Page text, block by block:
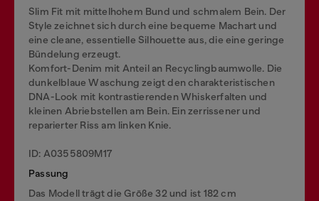
Slim Fit mit mittelhohem Bund und schmalem Bein. Der
Style zeichnet sich durch eine bequeme Machart und
eine cleane, essentielle Silhouette aus, die eine geringe
Bündelung erzeugt.
Komfort-Denim mit Anteil an Recyclingbaumwolle. Die
dunkelblaue Waschung zeigt den charakteristischen
DNA-Look mit kontrastierenden Whiskerfalten und
kleinen Abriebstellen am Bein. Ein zerrissener und
reparierter Riss am linken Knie.
ID: A0355809M17
Passung
Das Modell trägt die Größe 32 und ist 182 cm